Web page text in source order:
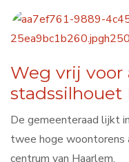
Weg vrij voor
stadssilhouet
De gemeenteraad lijkt
twee hoge woontorens
centrum van Haarlem.